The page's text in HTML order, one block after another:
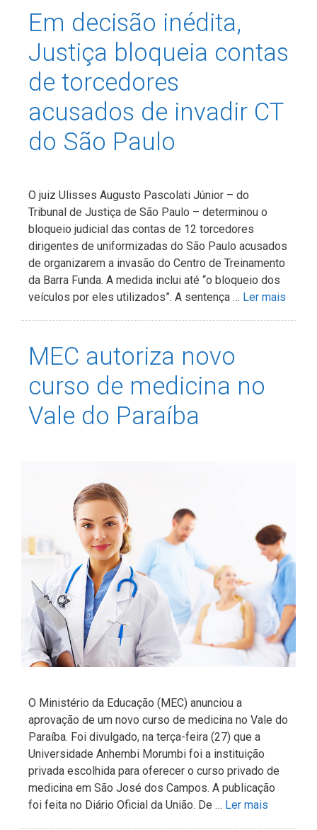
Em decisão inédita,
Justiça bloqueia contas
de torcedores
acusados de invadir CT
do São Paulo
O juiz Ulisses Augusto Pascolati Júnior – do
Tribunal de Justiça de São Paulo – determinou o
bloqueio judicial das contas de 12 torcedores
dirigentes de uniformizadas do São Paulo acusados
de organizarem a invasão do Centro de Treinamento
da Barra Funda. A medida inclui até “o bloqueio dos
veículos por eles utilizados”. A sentença … Ler mais
MEC autoriza novo
curso de medicina no
Vale do Paraíba
O Ministério da Educação (MEC) anunciou a
aprovação de um novo curso de medicina no Vale do
Paraíba. Foi divulgado, na terça-feira (27) que a
Universidade Anhembi Morumbi foi a instituição
privada escolhida para oferecer o curso privado de
medicina em São José dos Campos. A publicação
foi feita no Diário Oficial da União. De … Ler mais